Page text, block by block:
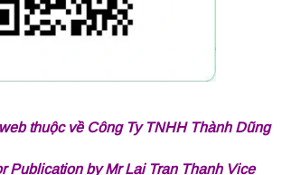
thuộc về Công Ty TNHH Thành Dũng
Publication by Mr Lai Tran Thanh Vice